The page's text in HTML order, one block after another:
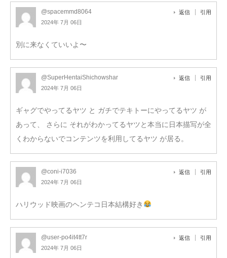
@spacemmd8064
2024年 7月 06日
返信 引用
別に来なくていいよ〜
@SuperHentaiShichowshar
2024年 7月 06日
返信 引用
ギャグでやってるヤツ と ガチでテキトーにやってるヤツ が
あって、 さらに それがわかってるヤツと本当に日本描写が全
くわからないでコンテンツを利用してるヤツ が居る。
@coni-i7036
2024年 7月 06日
返信 引用
ハリウッド映画のヘンテコ日本結構好き
@user-po4it4tt7r
2024年 7月 06日
返信 引用